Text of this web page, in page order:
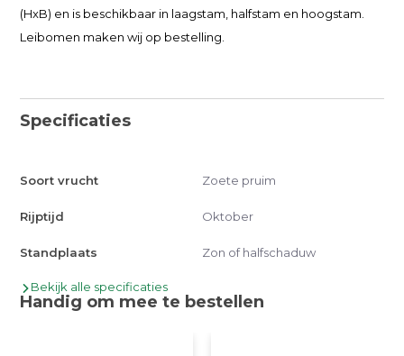
(HxB) en is beschikbaar in laagstam, halfstam en hoogstam.
Leibomen maken wij op bestelling.
Specificaties
Soort vrucht Zoete pruim
Rijptijd Oktober
Standplaats Zon of halfschaduw
Bekijk alle specificaties
Handig om mee te bestellen